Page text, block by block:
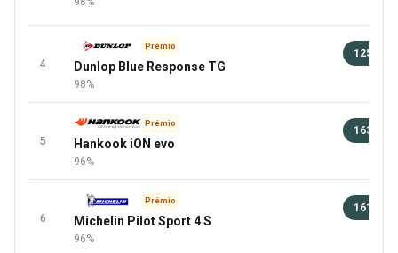
4
Prémio
Dunlop Blue Response TG
98%
125 €
5
Prémio
Hankook iON evo
96%
163 €
6
Prémio
Michelin Pilot Sport 4 S
96%
161 €